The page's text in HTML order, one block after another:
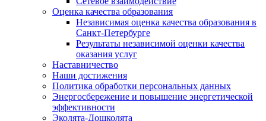
Оценка качества образования
Независимая оценка качества образования в
Санкт-Петербурге
Результаты независимой оценки качества
оказания услуг
Наставничество
Наши достижения
Политика обработки персональных данных
Энергосбережение и повышение энергетической
эффективности
Эколята-Дошколята